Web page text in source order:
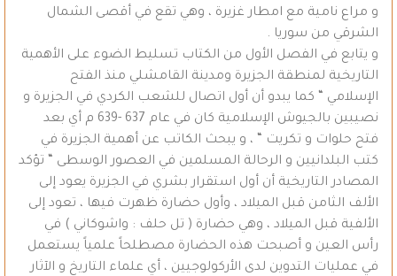
و مراع نامية مع امطار غزيرة ، وهي تقع في أقصى الشمال
الشرقي من سوريا .
و يتابع في الفصل الأول من الكتاب تسليط الضوء على الأهمية
التاريخية لمنطقة الجزيرة ومدينة القامشلي منذ الفتح
الإسلامي “ كما يبدو أن أول اتصال للشعب الكردي في الجزيرة و
نصيبين بالجيوش الإسلامية كان في عام 637 -639 م أي بعد
فتح حلوات و تكريت “ ، و يبحث الكاتب عن أهمية الجزيرة في
كتب البلدانيين و الرحالة المسلمين في العصور الوسطى “ تؤكد
المصادر التاريخية أن أول استقرار بشري في الجزيرة يعود إلى
الألف الثامن قبل الميلاد ، وأول حضارة ظهرت فيها ، تعود إلى
الألفية قبل الميلاد ، وهي حضارة ( تل حلف : واشوكاني ) في
رأس العين و أصبحت هذه الحضارة مصطلحاً علمياً يستعمل
في عمليات التدوين لدى الأركولوجيين ، أي علماء التاريخ و الآثار